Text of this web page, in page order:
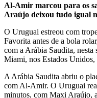
Al-Amir marcou para os
Araújo deixou tudo igual
O Uruguai estreou com
Favorita antes de a bola
com a Arábia Saudita,
Miami, nos Estados
A Arábia Saudita abriu o
com Al-Amir. O Uruguai
minutos, com Maxi Araújo,